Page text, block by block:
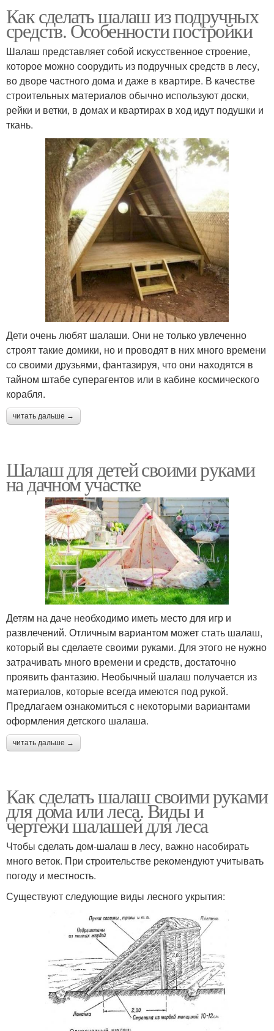
Как сделать шалаш из подручных
средств. Особенности постройки
Шалаш представляет собой искусственное строение,
которое можно соорудить из подручных средств в лесу,
во дворе частного дома и даже в квартире. В качестве
строительных материалов обычно используют доски,
рейки и ветки, в домах и квартирах в ход идут подушки и
ткань.
Дети очень любят шалаши. Они не только увлеченно
строят такие домики, но и проводят в них много времени
со своими друзьями, фантазируя, что они находятся в
тайном штабе суперагентов или в кабине космического
корабля.
читать дальше →
Шалаш для детей своими руками
на дачном участке
Детям на даче необходимо иметь место для игр и
развлечений. Отличным вариантом может стать шалаш,
который вы сделаете своими руками. Для этого не нужно
затрачивать много времени и средств, достаточно
проявить фантазию. Необычный шалаш получается из
материалов, которые всегда имеются под рукой.
Предлагаем ознакомиться с некоторыми вариантами
оформления детского шалаша.
читать дальше →
Как сделать шалаш своими руками
для дома или леса. Виды и
чертежи шалашей для леса
Чтобы сделать дом-шалаш в лесу, важно насобирать
много веток. При строительстве рекомендуют учитывать
погоду и местность.
Существуют следующие виды лесного укрытия: